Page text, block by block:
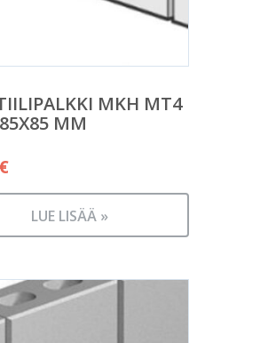
MKH MT4
MM
€
LUE LISÄÄ »